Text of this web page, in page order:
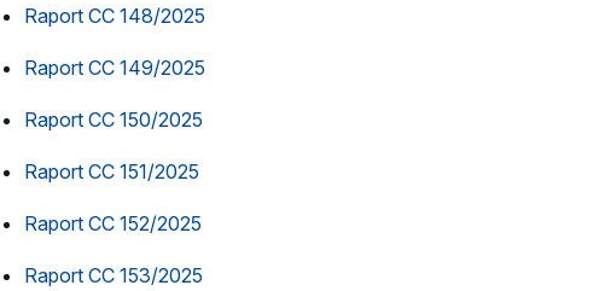
Raport CC 148/2025
Raport CC 149/2025
Raport CC 150/2025
Raport CC 151/2025
Raport CC 152/2025
Raport CC 153/2025